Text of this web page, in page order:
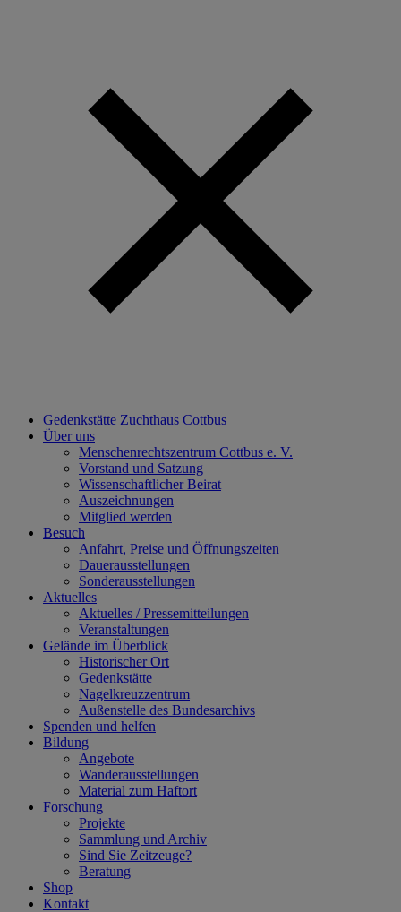
Gedenkstätte Zuchthaus Cottbus
Über uns
Menschenrechtszentrum Cottbus e. V.
Vorstand und Satzung
Wissenschaftlicher Beirat
Auszeichnungen
Mitglied werden
Besuch
Anfahrt, Preise und Öffnungszeiten
Dauerausstellungen
Sonderausstellungen
Aktuelles
Aktuelles / Pressemitteilungen
Veranstaltungen
Gelände im Überblick
Historischer Ort
Gedenkstätte
Nagelkreuzzentrum
Außenstelle des Bundesarchivs
Spenden und helfen
Bildung
Angebote
Wanderausstellungen
Material zum Haftort
Forschung
Projekte
Sammlung und Archiv
Sind Sie Zeitzeuge?
Beratung
Shop
Kontakt